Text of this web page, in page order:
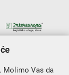
Molimo Vas da